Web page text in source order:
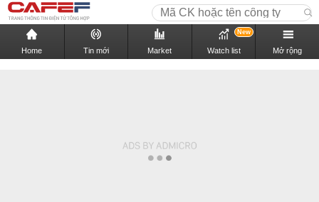
Home Tin mới Market Watch list
New
Mở rộng